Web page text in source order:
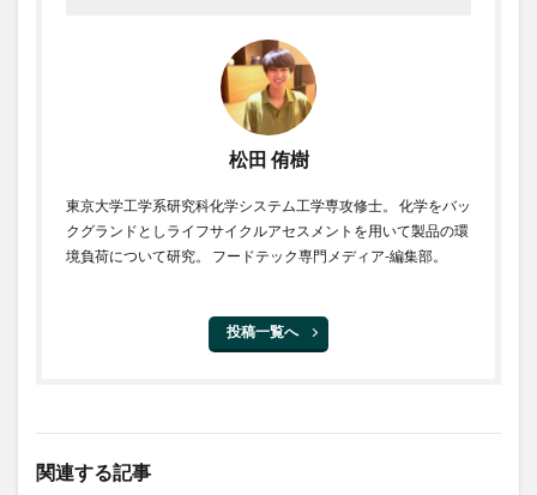
松田 侑樹
東京大学工学系研究科化学システム工学専攻修士。 化学をバッ
クグランドとしライフサイクルアセスメントを用いて製品の環
境負荷について研究。 フードテック専門メディア-編集部。
投稿一覧へ
関連する記事